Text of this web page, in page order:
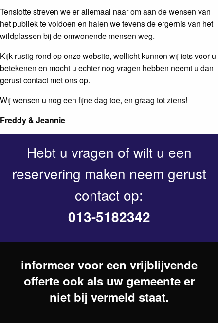
Tenslotte streven we er allemaal naar om aan de wensen van
het publiek te voldoen en halen we tevens de ergernis van het
wildplassen bij de omwonende mensen weg.
Kijk rustig rond op onze website, wellicht kunnen wij iets voor u
betekenen en mocht u echter nog vragen hebben neemt u dan
gerust contact met ons op.
Wij wensen u nog een fijne dag toe, en graag tot ziens!
Freddy & Jeannie
Hebt u vragen of wilt u een
reservering maken neem gerust
contact op:
013-5182342
informeer voor een vrijblijvende
offerte ook als uw gemeente er
niet bij vermeld staat.